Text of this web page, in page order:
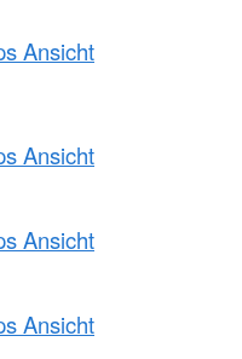
Ansicht
Ansicht
Ansicht
Ansicht